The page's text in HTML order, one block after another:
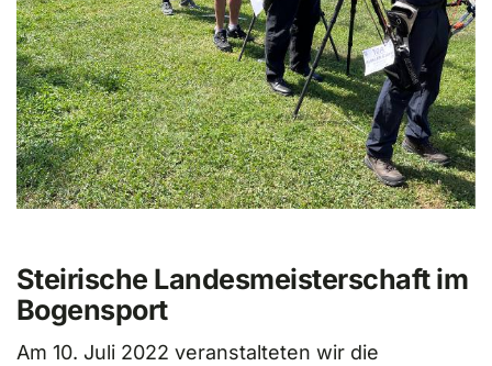
Steirische Landesmeisterschaft im
Bogensport
Am 10. Juli 2022 veranstalteten wir die